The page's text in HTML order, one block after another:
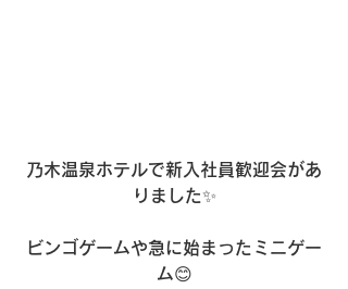
乃木温泉ホテルで新入社員歓迎会があ
りました✨
ビンゴゲームや急に始まったミニゲー
ム😊